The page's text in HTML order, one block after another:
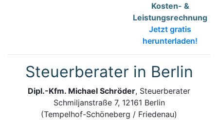
Kosten- &
Leistungsrechnung
Jetzt gratis
herunterladen!
Steuerberater in Berlin
Dipl.-Kfm. Michael Schröder, Steuerberater
Schmiljanstraße 7, 12161 Berlin
(Tempelhof-Schöneberg / Friedenau)